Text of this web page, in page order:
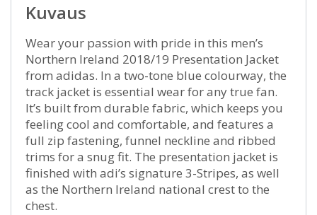
Kuvaus
Wear your passion with pride in this men’s
Northern Ireland 2018/19 Presentation Jacket
from adidas. In a two-tone blue colourway, the
track jacket is essential wear for any true fan.
It’s built from durable fabric, which keeps you
feeling cool and comfortable, and features a
full zip fastening, funnel neckline and ribbed
trims for a snug fit. The presentation jacket is
finished with adi’s signature 3-Stripes, as well
as the Northern Ireland national crest to the
chest.